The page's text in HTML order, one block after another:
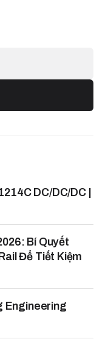
DC/DC/DC |
Bí Quyết
Để Tiết Kiệm
Engineering